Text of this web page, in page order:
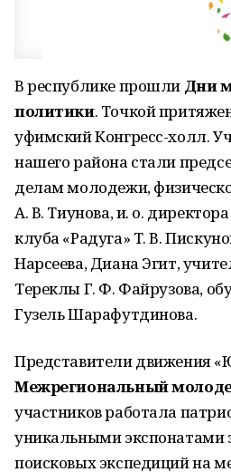
В республике прошли Дни
политики. Точкой
уфимский Конгресс-холл.
нашего района стали
делам молодежи,
А. В. Тиунова, и. о.
клуба «Радуга» Т. В.
Нарсеева, Диана Эгит,
Тереклы Г. Ф. Файрузова,
Гузель Шарафутдинова.
Представители движения
Межрегиональный
участников работала
уникальными экспонатами
поисковых экспедиций на